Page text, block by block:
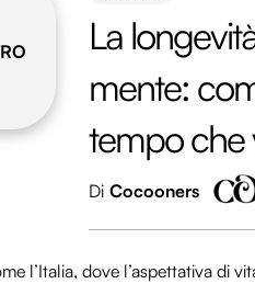
La
mente:
tempo che
Di Cocooners
l’Italia, dove l’aspettativa di